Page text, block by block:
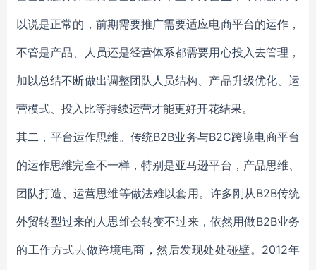
以说是正常的，前期需要推广需要适应电商平台的运作，
不管是产品、人员还是经营体系都需要用心投入去管理，
加以总结不断做出调整团队人员结构、产品升级优化、运
营模式、投入比等持续运营才能更好开花结果。
其二，平台运作思维。传统B2B业务与B2C跨境电商平台
的运作思维完全不一样，特别是亚马逊平台，产品思维、
团队打造、运营思维等做法难以套用。许多刚从B2B传统
外贸转型过来的人思维会转变不过来，依然用做B2B业务
的工作方式去做跨境电商，然后发现处处碰壁。2012年